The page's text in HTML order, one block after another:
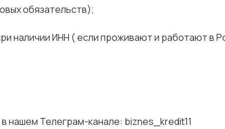
обязательств);
наличии ИНН ( если проживают и работают в
нашем Телеграм-канале: biznes_kredit11